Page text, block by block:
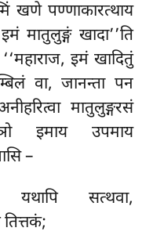
खणे पण्णाकारत्थाय
मातुलुङ्गं खादा’’ति
इमं खादितुं
वा, जानन्ता पन
मातुलुङ्गरसं
इमाय उपमाय
–
यथापि सत्थवा,